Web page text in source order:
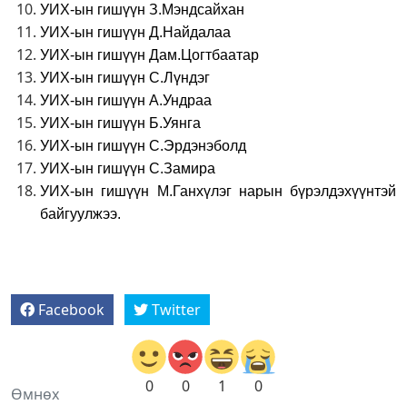
УИХ-ын гишүүн З.Мэндсайхан
УИХ-ын гишүүн Д.Найдалаа
УИХ-ын гишүүн Дам.Цогтбаатар
УИХ-ын гишүүн С.Лүндэг
УИХ-ын гишүүн А.Ундраа
УИХ-ын гишүүн Б.Уянга
УИХ-ын гишүүн С.Эрдэнэболд
УИХ-ын гишүүн С.Замира
УИХ-ын гишүүн М.Ганхүлэг нарын бүрэлдэхүүнтэй
байгуулжээ.
Facebook Twitter
0 0 1 0
Өмнөх